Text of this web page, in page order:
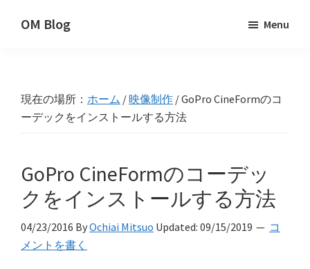
OM Blog Menu
現在の場所： ホーム /映像制作 /GoPro CineFormのコ
ーデックをインストールする方法
GoPro CineFormのコーデッ
クをインストールする方法
04/23/2016 ByOchiai Mitsuo Updated: 09/15/2019
コ
メントを書く